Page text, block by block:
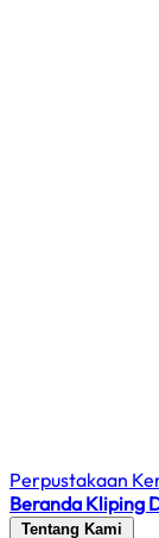
Perpustakaan
Beranda Kliping
Tentang Kami